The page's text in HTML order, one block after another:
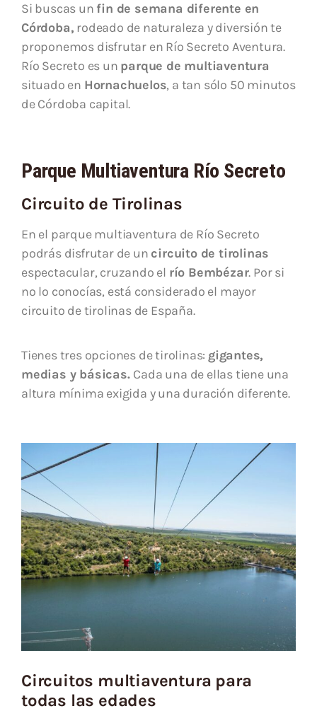
Si buscas un fin de semana diferente en
Córdoba, rodeado de naturaleza y diversión te
proponemos disfrutar en Río Secreto Aventura.
Río Secreto es un parque de multiaventura
situado en Hornachuelos, a tan sólo 50 minutos
de Córdoba capital.
Parque Multiaventura Río Secreto
Circuito de Tirolinas
En el parque multiaventura de Río Secreto
podrás disfrutar de un circuito de tirolinas
espectacular, cruzando el río Bembézar. Por si
no lo conocías, está considerado el mayor
circuito de tirolinas de España.
Tienes tres opciones de tirolinas: gigantes,
medias y básicas. Cada una de ellas tiene una
altura mínima exigida y una duración diferente.
Circuitos multiaventura para
todas las edades